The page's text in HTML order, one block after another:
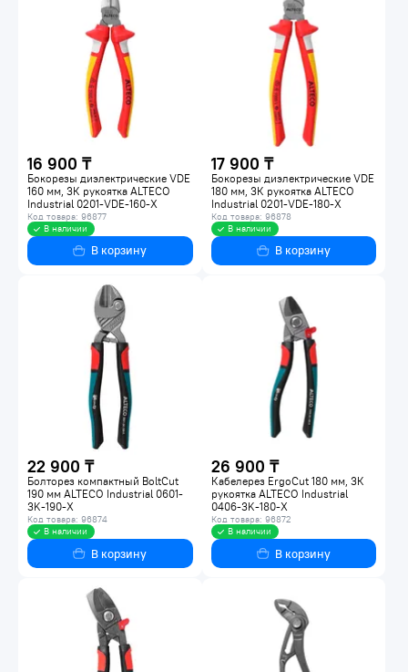
16 900 ₸
Бокорезы диэлектрические VDE
160 мм, 3К рукоятка ALTECO
Industrial 0201-VDE-160-X
Код товара: 96877
В наличии
В корзину
17 900 ₸
Бокорезы диэлектрические VDE
180 мм, 3К рукоятка ALTECO
Industrial 0201-VDE-180-X
Код товара: 96878
В наличии
В корзину
22 900 ₸
Болторез компактный BoltCut
190 мм ALTECO Industrial 0601-
3K-190-X
Код товара: 96874
В наличии
В корзину
26 900 ₸
Кабелерез ErgoCut 180 мм, 3К
рукоятка ALTECO Industrial
0406-3K-180-X
Код товара: 96872
В наличии
В корзину